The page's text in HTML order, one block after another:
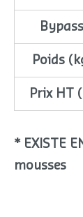
Bypass
Poids
Prix HT
* EXISTE
mousses